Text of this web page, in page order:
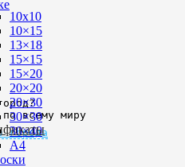
всему миру
города
10х10
10×15
13×18
15×15
15×20
20×20
20×30
30×30
30×40
A4